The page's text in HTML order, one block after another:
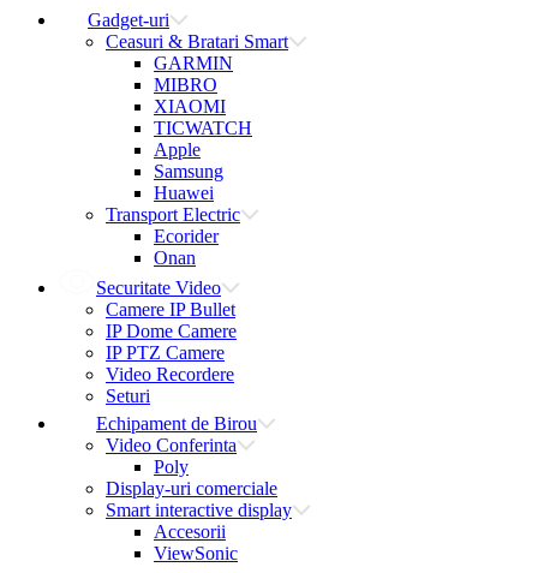
Gadget-uri
Ceasuri & Bratari Smart
GARMIN
MIBRO
XIAOMI
TICWATCH
Apple
Samsung
Huawei
Transport Electric
Ecorider
Onan
Securitate Video
Camere IP Bullet
IP Dome Camere
IP PTZ Camere
Video Recordere
Seturi
Echipament de Birou
Video Conferinta
Poly
Display-uri comerciale
Smart interactive display
Accesorii
ViewSonic